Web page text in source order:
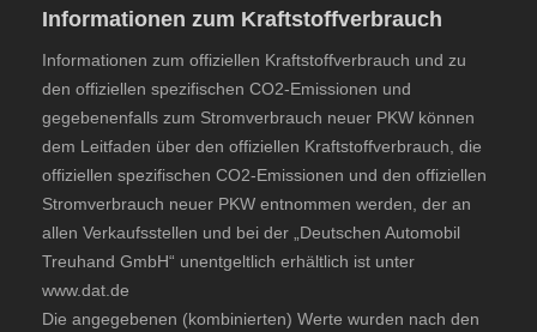
Informationen zum Kraftstoffverbrauch
Informationen zum offiziellen Kraftstoffverbrauch und zu
den offiziellen spezifischen CO2-Emissionen und
gegebenenfalls zum Stromverbrauch neuer PKW können
dem Leitfaden über den offiziellen Kraftstoffverbrauch, die
offiziellen spezifischen CO2-Emissionen und den offiziellen
Stromverbrauch neuer PKW entnommen werden, der an
allen Verkaufsstellen und bei der „Deutschen Automobil
Treuhand GmbH“ unentgeltlich erhältlich ist unter
www.dat.de
Die angegebenen (kombinierten) Werte wurden nach den